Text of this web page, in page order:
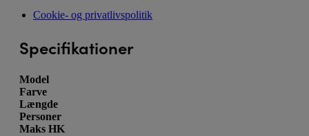
Cookie- og privatlivspolitik
Specifikationer
Model
Farve
Længde
Personer
Maks HK